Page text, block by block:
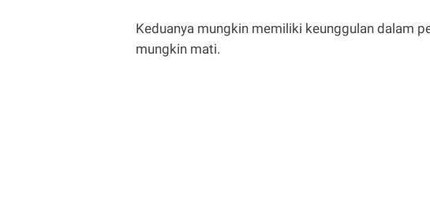
Keduanya mungkin memiliki keunggulan dalam
mungkin mati.